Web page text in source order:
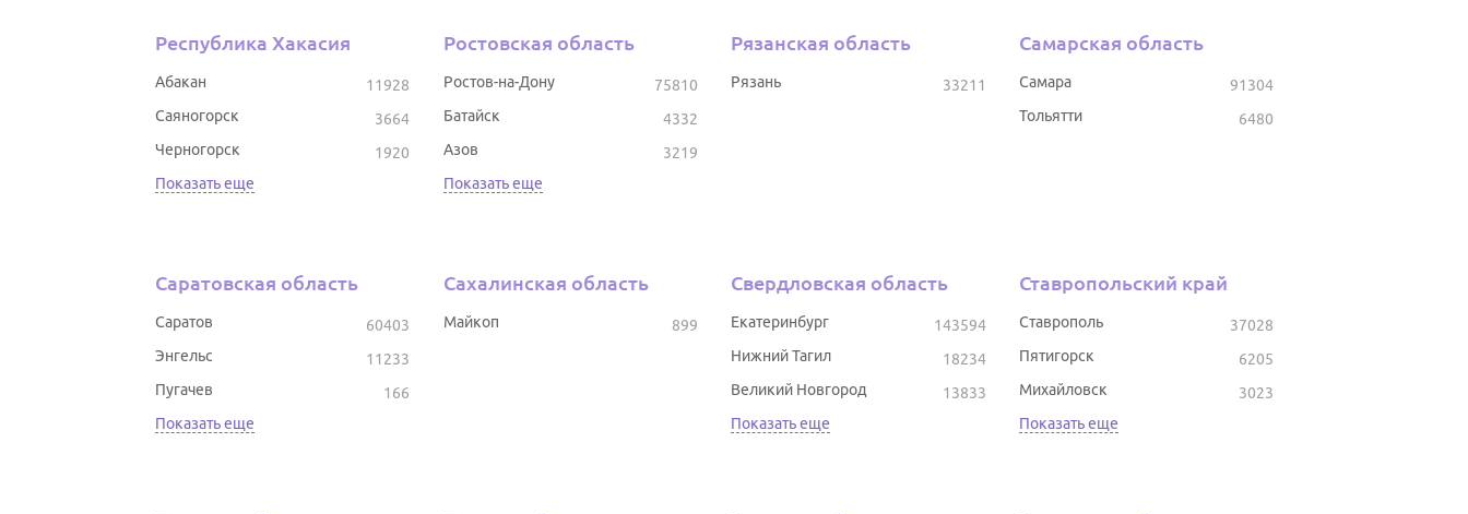
Республика Хакасия
11928
Абакан
3664
Саяногорск
1920
Черногорск
Показать еще
Ростовская область
75810
Ростов-на-Дону
4332
Батайск
3219
Азов
Показать еще
Рязанская область
33211
Рязань
Самарская область
91304
Самара
6480
Тольятти
Саратовская область
60403
Саратов
11233
Энгельс
166
Пугачев
Показать еще
Сахалинская область
899
Майкоп
Свердловская область
143594
Екатеринбург
18234
Нижний Тагил
13833
Великий Новгород
Показать еще
Ставропольский край
37028
Ставрополь
6205
Пятигорск
3023
Михайловск
Показать еще